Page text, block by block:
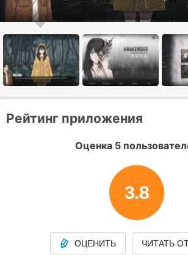
Рейтинг приложения
Оценка 5
3.8
ОЦЕНИТЬ ЧИТАТЬ